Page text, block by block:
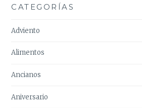
CATEGORÍAS
Adviento
Alimentos
Ancianos
Aniversario